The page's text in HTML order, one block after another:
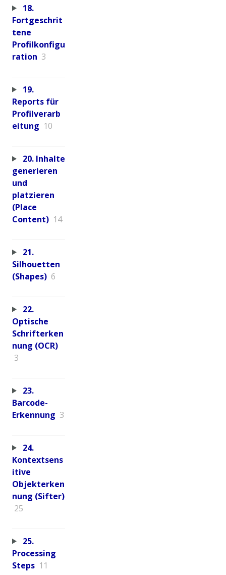
18.
Fortgeschrit
tene
Profilkonfigu
ration 3
19.
Reports für
Profilverarb
eitung 10
20. Inhalte
generieren
und
platzieren
(Place
Content) 14
21.
Silhouetten
(Shapes) 6
22.
Optische
Schrifterken
nung (OCR)
3
23.
Barcode-
Erkennung 3
24.
Kontextsens
itive
Objekterken
nung (Sifter)
25
25.
Processing
Steps 11